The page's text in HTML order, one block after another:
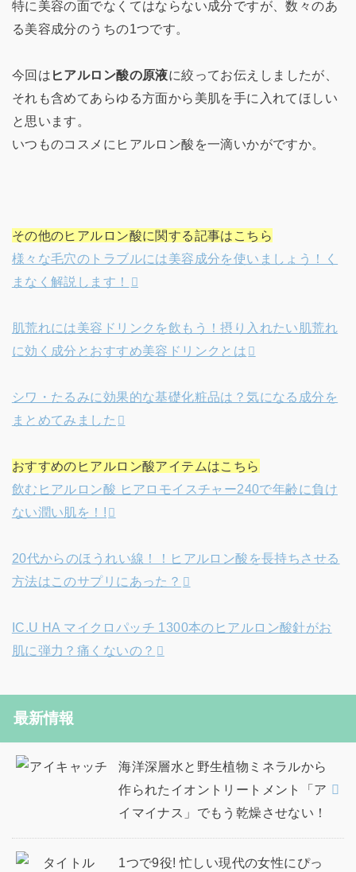
特に美容の面でなくてはならない成分ですが、数々のあ
る美容成分のうちの1つです。
今回は ヒアルロン酸の原液に絞ってお伝えしましたが、
それも含めてあらゆる方面から美肌を手に入れてほしい
と思います。
いつものコスメにヒアルロン酸を一滴いかがですか。
その他のヒアルロン酸に関する記事はこちら
様々な毛穴のトラブルには美容成分を使いましょう！く
まなく解説します！
肌荒れには美容ドリンクを飲もう！摂り入れたい肌荒れ
に効く成分とおすすめ美容ドリンクとは
シワ・たるみに効果的な基礎化粧品は？気になる成分を
まとめてみました
おすすめのヒアルロン酸アイテムはこちら
飲むヒアルロン酸 ヒアロモイスチャー240で年齢に負け
ない潤い肌を！!
20代からのほうれい線！！ヒアルロン酸を長持ちさせる
方法はこのサプリにあった？
IC.U HA マイクロパッチ 1300本のヒアルロン酸針がお
肌に弾力？痛くないの？
最新情報
海洋深層水と野生植物ミネラルから
作られたイオントリートメント「ア
イマイナス」でもう乾燥させない！
1つで9役! 忙しい現代の女性にぴっ